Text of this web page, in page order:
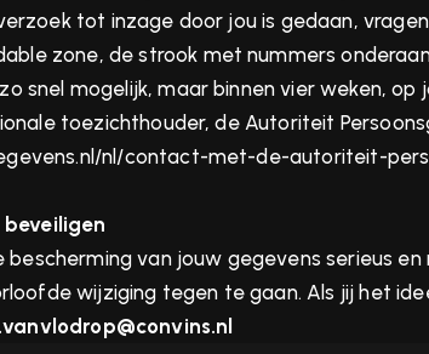
tot inzage door jou is gedaan,
zone, de strook met nummers
snel mogelijk, maar binnen vier weken,
toezichthouder, de Autoriteit
nl/contact-met-de-autoriteit-
bescherming van jouw gegevens serieus
wijziging tegen te gaan. Als jij het